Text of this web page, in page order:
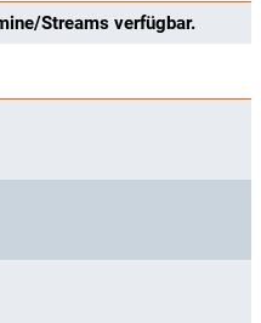
Streams verfügbar.